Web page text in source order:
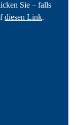
Sie – falls
diesen Link.